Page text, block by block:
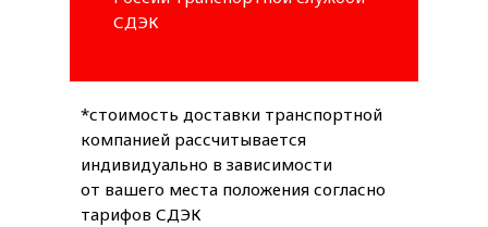
СДЭК
*стоимость доставки транспортной
компанией рассчитывается
индивидуально в зависимости
от вашего места положения согласно
тарифов СДЭК